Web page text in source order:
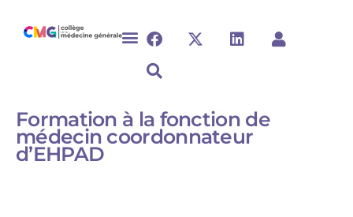
Formation à la fonction de
médecin coordonnateur
d’EHPAD